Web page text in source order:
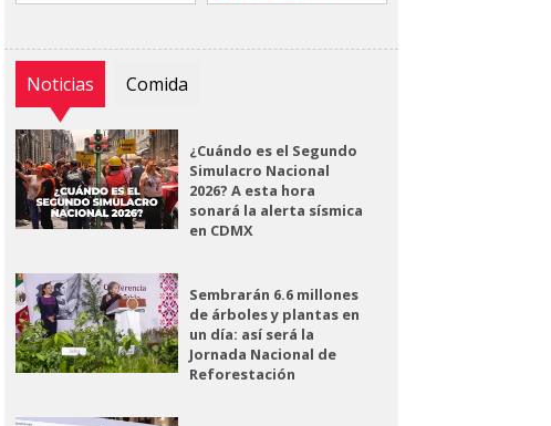
Noticias Comida
¿Cuándo es el Segundo
Simulacro Nacional
2026? A esta hora
sonará la alerta sísmica
en CDMX
Sembrarán 6.6 millones
de árboles y plantas en
un día: así será la
Jornada Nacional de
Reforestación